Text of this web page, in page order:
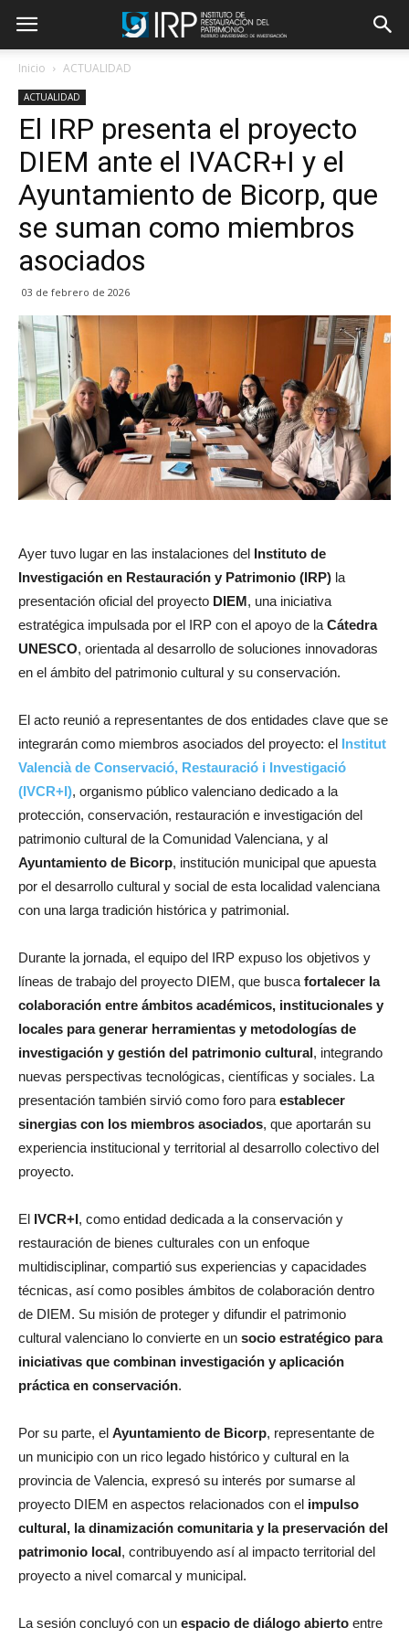
Inicio ACTUALIDAD
ACTUALIDAD
El IRP presenta el proyecto
DIEM ante el IVACR+I y el
Ayuntamiento de Bicorp, que
se suman como miembros
asociados
03 de febrero de 2026
Ayer tuvo lugar en las instalaciones del Instituto de
Investigación en Restauración y Patrimonio (IRP) la
presentación oficial del proyecto DIEM, una iniciativa
estratégica impulsada por el IRP con el apoyo de la Cátedra
UNESCO, orientada al desarrollo de soluciones innovadoras
en el ámbito del patrimonio cultural y su conservación.
El acto reunió a representantes de dos entidades clave que se
integrarán como miembros asociados del proyecto: el Institut
Valencià de Conservació, Restauració i Investigació
(IVCR+I), organismo público valenciano dedicado a la
protección, conservación, restauración e investigación del
patrimonio cultural de la Comunidad Valenciana, y al
Ayuntamiento de Bicorp, institución municipal que apuesta
por el desarrollo cultural y social de esta localidad valenciana
con una larga tradición histórica y patrimonial.
Durante la jornada, el equipo del IRP expuso los objetivos y
líneas de trabajo del proyecto DIEM, que busca fortalecer la
colaboración entre ámbitos académicos, institucionales y
locales para generar herramientas y metodologías de
investigación y gestión del patrimonio cultural, integrando
nuevas perspectivas tecnológicas, científicas y sociales. La
presentación también sirvió como foro para establecer
sinergias con los miembros asociados, que aportarán su
experiencia institucional y territorial al desarrollo colectivo del
proyecto.
El IVCR+I, como entidad dedicada a la conservación y
restauración de bienes culturales con un enfoque
multidisciplinar, compartió sus experiencias y capacidades
técnicas, así como posibles ámbitos de colaboración dentro
de DIEM. Su misión de proteger y difundir el patrimonio
cultural valenciano lo convierte en un socio estratégico para
iniciativas que combinan investigación y aplicación
práctica en conservación.
Por su parte, el Ayuntamiento de Bicorp, representante de
un municipio con un rico legado histórico y cultural en la
provincia de Valencia, expresó su interés por sumarse al
proyecto DIEM en aspectos relacionados con el impulso
cultural, la dinamización comunitaria y la preservación del
patrimonio local, contribuyendo así al impacto territorial del
proyecto a nivel comarcal y municipal.
La sesión concluyó con un espacio de diálogo abierto entre